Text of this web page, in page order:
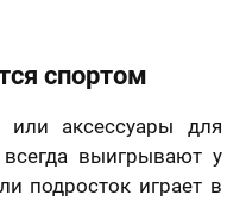
спортом
или аксессуары для
выигрывают у
подросток играет в